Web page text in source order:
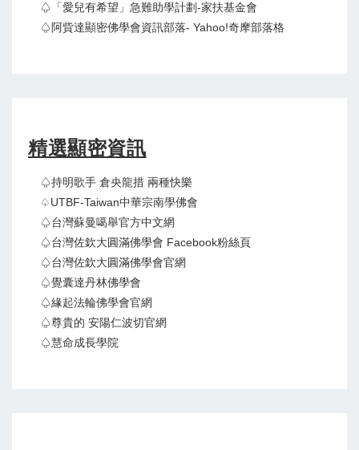
♤「愛兒有希望」急難助學計劃-家扶基金會
♤阿貲達顯密佛學會資訊部落- Yahoo!奇摩部落格
精選顯密資訊
♤持明歌手 倉央龍措 兩種快樂
♤UTBF-Taiwan中華宗南學佛會
♤台灣蘇曼噶舉官方中文網
♤台灣佐欽大圓滿佛學會 Facebook粉絲頁
♤台灣佐欽大圓滿佛學會官網
♤覺囊達丹林佛學會
♤緣起法輪佛學會官網
♤尊貴的 安陽仁波切官網
♤慧命成長學院